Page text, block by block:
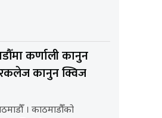
कर्णाली कानुन
कानुन क्विज
। काठमाडौँको